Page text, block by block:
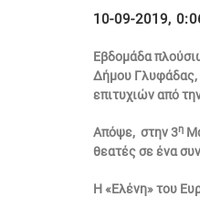
10-09-2019,
Εβδομάδα
Δήμου Γλυφάδας,
επιτυχιών από
Απόψε, στην 3η
θεατές σε ένα
Η «Ελένη» του